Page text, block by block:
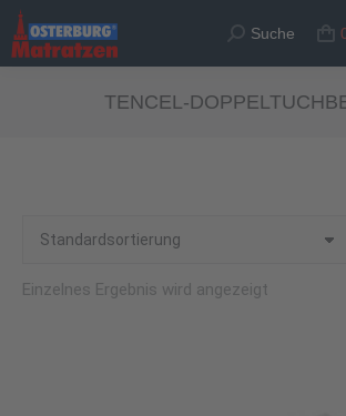
Suche:
Suche
TENCEL-
Einzelnes Ergebnis wird angezeigt